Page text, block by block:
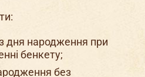
дня народження при
бенкету;
без